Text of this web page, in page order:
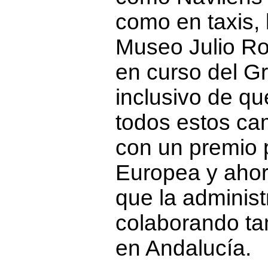
como en taxis,
Museo Julio
en curso del
inclusivo de
todos estos
con un premio
Europea y
que la
colaborando
en Andalucía.